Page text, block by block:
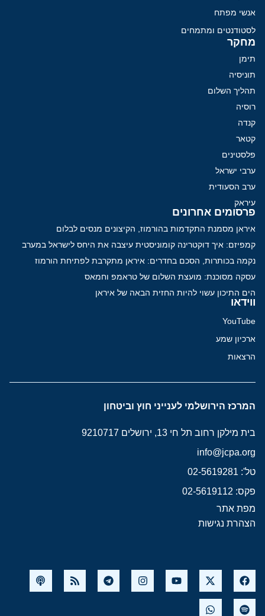
אנשי מפתח
לסטודנטים ומתמחים
מחקר
תימן
תוניסיה
תהליך השלום
רוסיה
קנדה
קטאר
פלסטינים
ערבי ישראל
ערב הסעודית
עיראק
פרסומים אחרונים
איראן מסמנת התקדמות בהורמוז, הקיצונים מנסים לבלום
קמפיזם: איך דוקטרינה קומוניסטית עיצבה את היחס לישראל במערב
נקמה בכותרות, הסכם בחדרים: איראן מתקרבת לפתיחת הורמוז
עסקה מסוכנת: מועצת השלום של טראמפ וחמאס
הים התיכון עשוי להיות החזית הבאה של איראן
ווידאו
YouTube
ארכיון שמע
הרצאות
המרכז הירושלמי לענייני חוץ וביטחון
בית מילקן רחוב תל חי 13, ירושלים 9210717
info@jcpa.org
טל': 02-5619281
פקס: 02-5619112
מפת אתר
הצהרת נגישות